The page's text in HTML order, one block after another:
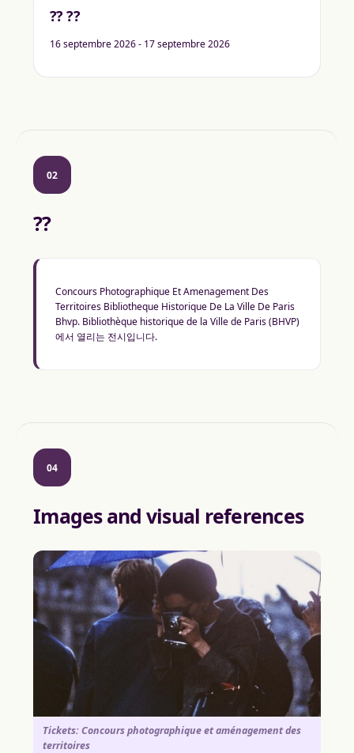
?? ??
16 septembre 2026 - 17 septembre 2026
02
??
Concours Photographique Et Amenagement Des
Territoires Bibliotheque Historique De La Ville De Paris
Bhvp. Bibliothèque historique de la Ville de Paris (BHVP)
에서 열리는 전시입니다.
04
Images and visual references
Tickets: Concours photographique et aménagement des
territoires